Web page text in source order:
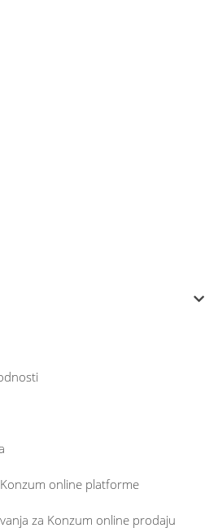
online platforme
za Konzum online prodaju